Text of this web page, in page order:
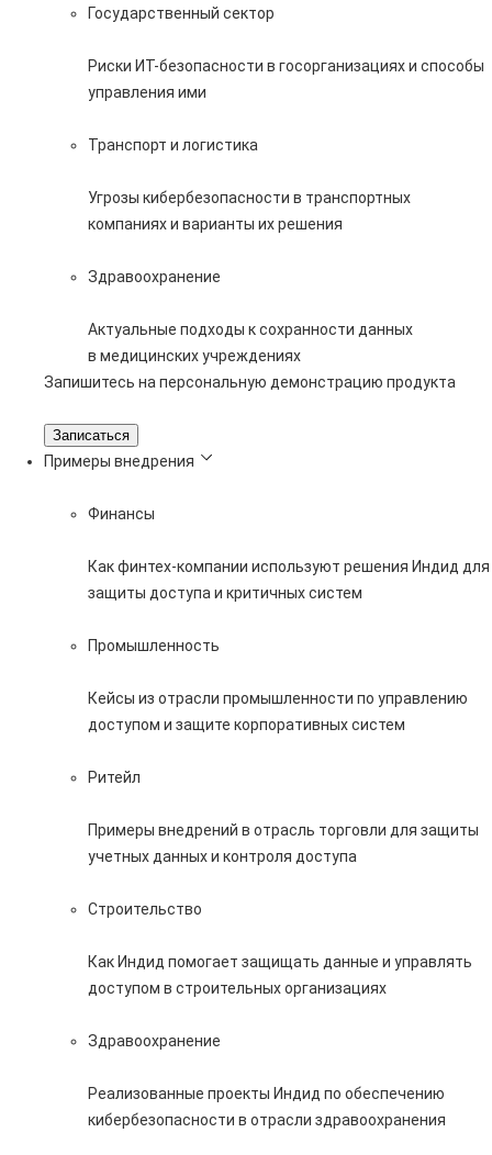
Государственный сектор
Риски ИТ-безопасности в госорганизациях и способы
управления ими
Транспорт и логистика
Угрозы кибербезопасности в транспортных
компаниях и варианты их решения
Здравоохранение
Актуальные подходы к сохранности данных
в медицинских учреждениях
Запишитесь на персональную демонстрацию продукта
Записаться
Примеры внедрения
Финансы
Как финтех-компании используют решения Индид для
защиты доступа и критичных систем
Промышленность
Кейсы из отрасли промышленности по управлению
доступом и защите корпоративных систем
Ритейл
Примеры внедрений в отрасль торговли для защиты
учетных данных и контроля доступа
Строительство
Как Индид помогает защищать данные и управлять
доступом в строительных организациях
Здравоохранение
Реализованные проекты Индид по обеспечению
кибербезопасности в отрасли здравоохранения